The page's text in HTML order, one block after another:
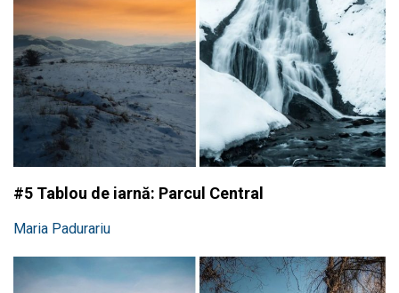
#5 Tablou de iarnă: Parcul Central
Maria Padurariu